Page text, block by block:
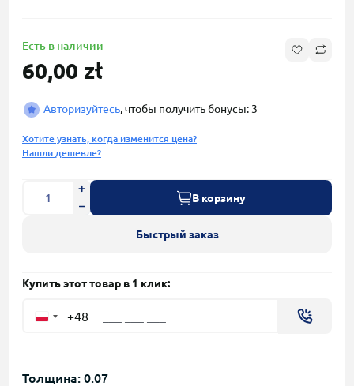
Есть в наличии
60,00 zł
Авторизуйтесь, чтобы получить бонусы: 3
Хотите узнать, когда изменится цена?
Нашли дешевле?
В корзину
Быстрый заказ
Купить этот товар в 1 клик:
+48
Толщина: 0.07